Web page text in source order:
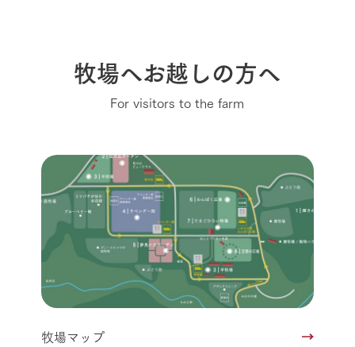
牧場へお越しの方へ
For visitors to the farm
牧場マップ